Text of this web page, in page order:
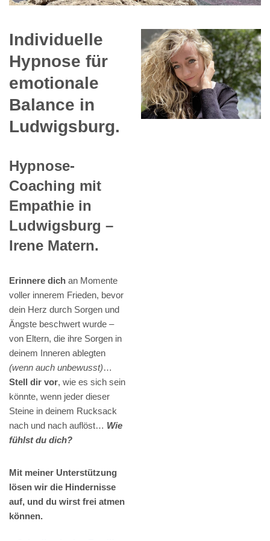
Individuelle
Hypnose für
emotionale
Balance in
Ludwigsburg.
Hypnose-
Coaching mit
Empathie in
Ludwigsburg –
Irene Matern.
Erinnere dich an Momente
voller innerem Frieden, bevor
dein Herz durch Sorgen und
Ängste beschwert wurde –
von Eltern, die ihre Sorgen in
deinem Inneren ablegten
(wenn auch unbewusst)…
Stell dir vor, wie es sich sein
könnte, wenn jeder dieser
Steine in deinem Rucksack
nach und nach auflöst… Wie
fühlst du dich?
Mit meiner Unterstützung
lösen wir die Hindernisse
auf, und du wirst frei atmen
können.